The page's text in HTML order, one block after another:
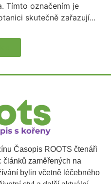
Tímto označením je
skutečně zařazují...
Časopis ROOTS čtenáři
článků zaměřených na
bylin včetně léčebného